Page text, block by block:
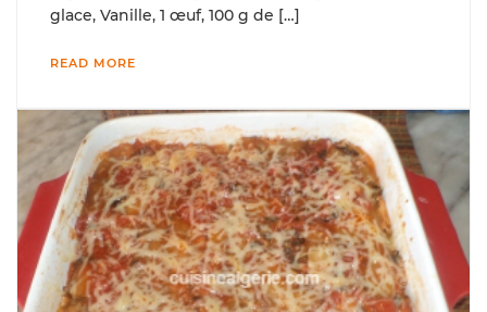
glace, Vanille, 1 œuf, 100 g de […]
READ MORE